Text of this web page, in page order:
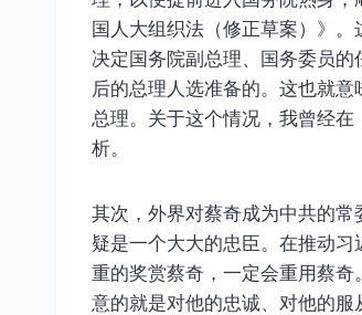
国人大组织法（修正草案）》
决定国务院副总理、国务委员
后的总理人选准备的。这也就
总理。关于这个情况，我曾经
析。
其次，外界对蔡奇成为中共的
疑是一个大大的忠臣。在推动
重的奖赏蔡奇，一定会重用蔡
意的就是对他的忠诚、对他的